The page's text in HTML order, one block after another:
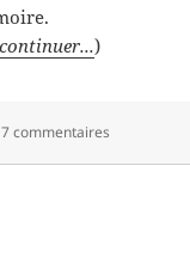
continuer...)
7 commentaires